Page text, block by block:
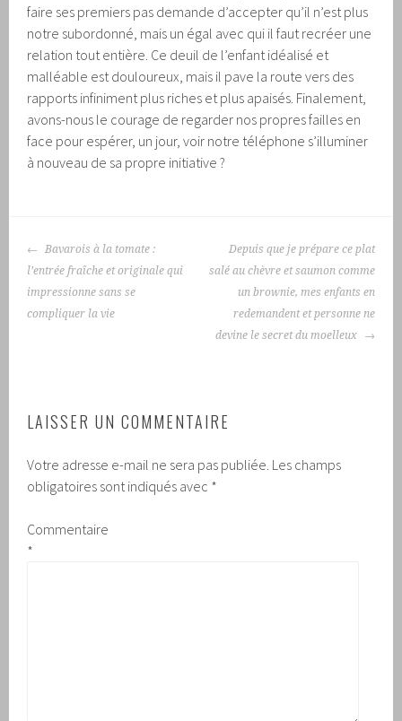
faire ses premiers pas demande d’accepter qu’il n’est plus
notre subordonné, mais un égal avec qui il faut recréer une
relation tout entière. Ce deuil de l’enfant idéalisé et
malléable est douloureux, mais il pave la route vers des
rapports infiniment plus riches et plus apaisés. Finalement,
avons-nous le courage de regarder nos propres failles en
face pour espérer, un jour, voir notre téléphone s’illuminer
à nouveau de sa propre initiative ?
NAVIGATION
DES
ARTICLES
Bavarois à la tomate :
l’entrée fraîche et originale qui
impressionne sans se
compliquer la vie
Depuis que je prépare ce plat
salé au chèvre et saumon comme
un brownie, mes enfants en
redemandent et personne ne
devine le secret du moelleux
LAISSER UN COMMENTAIRE
Votre adresse e-mail ne sera pas publiée. Les champs
obligatoires sont indiqués avec *
Commentaire
*